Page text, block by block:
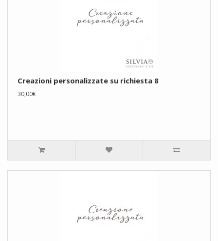
Creazioni personalizzate su richiesta 8
30,00€